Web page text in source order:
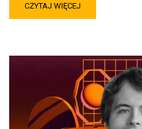
CZYTAJ WIĘCEJ